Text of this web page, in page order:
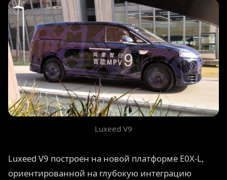
Luxeed V9
Luxeed V9 построен на новой платформе E0X-L,
ориентированной на глубокую интеграцию